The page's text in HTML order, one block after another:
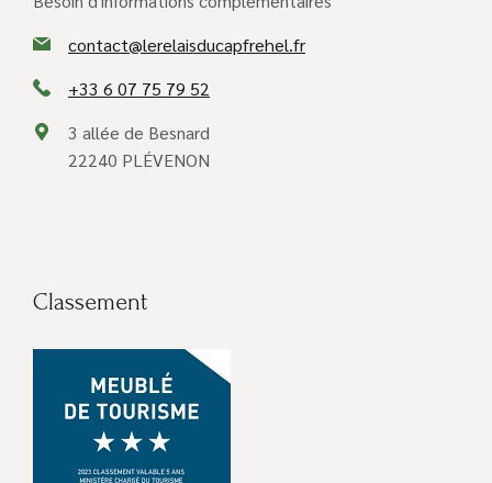
contact@lerelaisducapfrehel.fr
+33 6 07 75 79 52
3 allée de Besnard
22240 PLÉVENON
Classement